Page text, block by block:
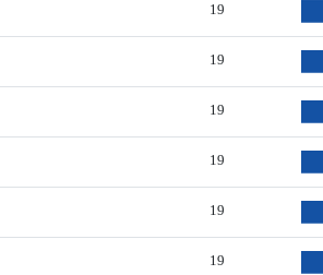
19
19
19
19
19
19